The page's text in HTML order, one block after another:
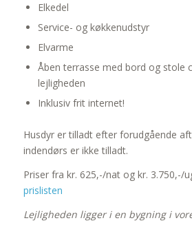
Elkedel
Service- og køkkenudstyr
Elvarme
Åben terrasse med bord og stole
lejligheden
Inklusiv frit internet!
Husdyr er tilladt efter forudgående
indendørs er ikke tilladt.
Priser fra kr. 625,-/nat og kr. 3.750,-/
prislisten
Lejligheden ligger i en bygning i